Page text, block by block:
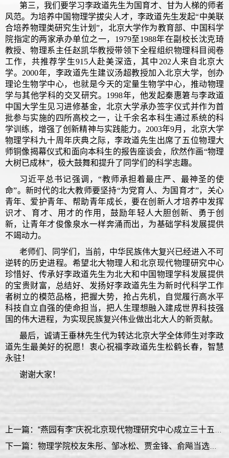
第三，我们要学习李政道先生为国育才、甘为人梯的师者
风范。为培养中国物理学拔尖人才，李政道先生发起“中美联
合培养物理类研究生计划”，北京大学作为教育部、中国科学
院指定的两家承办单位之一，1979至1988年在副校长沈克琦
教授、物理系主任赵凯华教授带领下全程组织物理科目阅卷
工作，共推荐学生915人赴美深造，其中202人来自北京大
学。2000年，李政道先生建议汤超教授加入北京大学，创办
理论生物学中心，也就是今天的定量生物学中心，推动物理
学与其他学科的交叉研究。1998年，他发起秦惠䇹与李政道
中国大学生见习进修基金，北京大学承办签字仪式并作为首
批参与实施的四所高校之一，让千余名本科生通过系统的科
学训练，增强了创新精神与实践能力。2003年9月，北京大学
物理学科九十周年庆典之际，李政道先生出席了五位物理大
师铜像揭幕仪式和面向本科生的报告座谈会，欣然作画“物理
大树已成林”，极大鼓舞和提升了同学们的科学志趣。
习近平总书记强调，“教师承担着最庄严、最神圣的使
命”。新时代的北大教师要坚持“为党育人、为国育才”，关心
青年、爱护青年、帮助青年成长，要在创新人才培养中发挥
识才、育才、用才的作用，鼓励年轻人大胆创新、勇于创
新，让青年才俊像泉水一样奔涌而出，为基础学科发展提供
不竭动力。
老师们、同学们，当前，中华民族伟大复兴已经进入不可
逆转的历史进程。希望北大物理人和北京现代物理研究中心
珍惜好、传承好李政道先生为北大和中国物理学科发展提供
的宝贵财富，总结好、发扬好李政道先生为新时代科学工作
者树立的模范品格，把握大势，抢占先机，自觉履行高水平
科技自立自强的使命担当，把人生理想融入建成世界科技强
国的伟大进程，为实现民族复兴伟业做出北大人的新贡献。
最后，诚请王垂林先生代为转达北京大学全体师生对李政
道先生最美好的祝愿！衷心祝福李政道先生松鹤长春，智慧
永驻！
谢谢大家！